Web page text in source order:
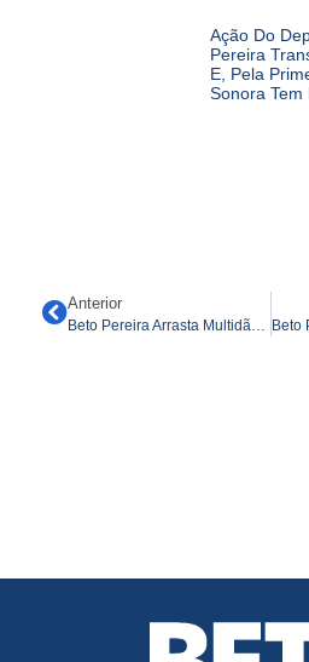
Ação Do
Pereira
E, Pela
Sonora Tem
Anterior
Beto Pereira Arrasta Multidão Nas Moreninhas E Promete Transformações Por Campo Grande